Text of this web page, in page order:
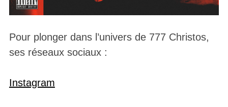
Pour plonger dans l’univers de 777 Christos,
ses réseaux sociaux :
Instagram